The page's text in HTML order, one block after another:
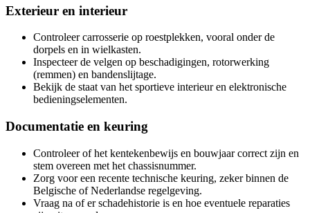
Exterieur en interieur
Controleer carrosserie op roestplekken, vooral onder de
dorpels en in wielkasten.
Inspecteer de velgen op beschadigingen, rotorwerking
(remmen) en bandenslijtage.
Bekijk de staat van het sportieve interieur en elektronische
bedieningselementen.
Documentatie en keuring
Controleer of het kentekenbewijs en bouwjaar correct zijn en
stem overeen met het chassisnummer.
Zorg voor een recente technische keuring, zeker binnen de
Belgische of Nederlandse regelgeving.
Vraag na of er schadehistorie is en hoe eventuele reparaties